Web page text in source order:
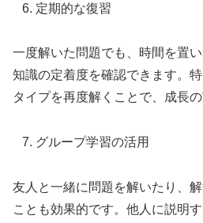
定期的な復習
一度解いた問題でも、時間を置
知識の定着度を確認できます。
タイプを再度解くことで、成長
グループ学習の活用
友人と一緒に問題を解いたり、
ことも効果的です。他人に説明